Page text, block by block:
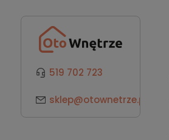
519 702 723
sklep@otownetrze.pl